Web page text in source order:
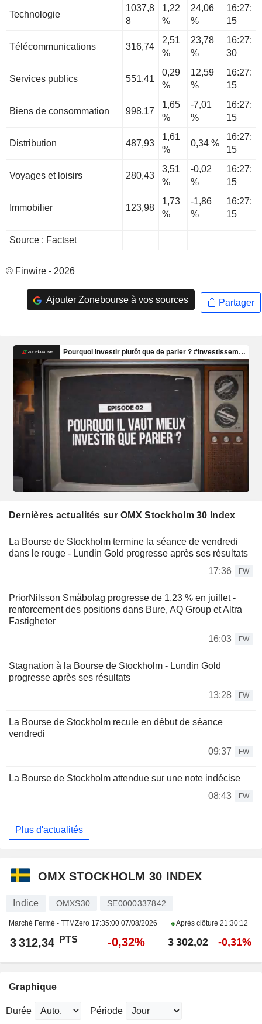
Technologie
1037,8
8
1,22
%
24,06
%
16:27:
15
Télécommunications 316,74
2,51
%
23,78
%
16:27:
30
Services publics 551,41
0,29
%
12,59
%
16:27:
15
Biens de consommation 998,17
1,65
%
-7,01
%
16:27:
15
Distribution 487,93
1,61
%
0,34 %
16:27:
15
Voyages et loisirs 280,43
3,51
%
-0,02
%
16:27:
15
Immobilier 123,98
1,73
%
-1,86
%
16:27:
15
Source : Factset
© Finwire - 2026
Ajouter Zonebourse à vos sources Partager
Dernières actualités sur OMX Stockholm 30 Index
La Bourse de Stockholm termine la séance de vendredi
dans le rouge - Lundin Gold progresse après ses résultats
17:36
FW
PriorNilsson Småbolag progresse de 1,23 % en juillet -
renforcement des positions dans Bure, AQ Group et Altra
Fastigheter
16:03
FW
Stagnation à la Bourse de Stockholm - Lundin Gold
progresse après ses résultats
13:28
FW
La Bourse de Stockholm recule en début de séance
vendredi
09:37
FW
La Bourse de Stockholm attendue sur une note indécise
08:43
FW
Plus d'actualités
OMX STOCKHOLM 30 INDEX
Indice OMXS30 SE0000337842
Marché Fermé - TTMZero 17:35:00 07/08/2026 Après clôture 21:30:12
3 312,34 PTS -0,32% 3 302,02 -0,31%
Graphique
Durée Période